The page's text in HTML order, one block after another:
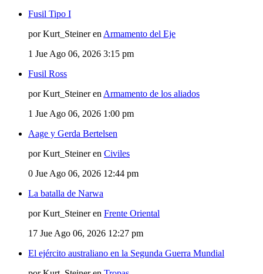
Fusil Tipo I
por Kurt_Steiner en Armamento del Eje
1 Jue Ago 06, 2026 3:15 pm
Fusil Ross
por Kurt_Steiner en Armamento de los aliados
1 Jue Ago 06, 2026 1:00 pm
Aage y Gerda Bertelsen
por Kurt_Steiner en Civiles
0 Jue Ago 06, 2026 12:44 pm
La batalla de Narwa
por Kurt_Steiner en Frente Oriental
17 Jue Ago 06, 2026 12:27 pm
El ejército australiano en la Segunda Guerra Mundial